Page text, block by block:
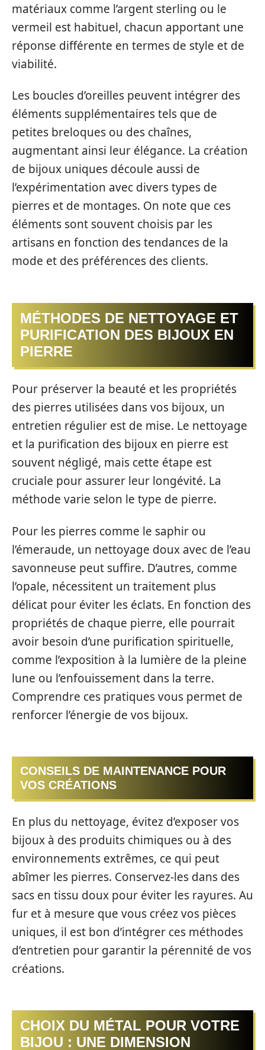
matériaux comme l’argent sterling ou le
vermeil est habituel, chacun apportant une
réponse différente en termes de style et de
viabilité.
Les boucles d’oreilles peuvent intégrer des
éléments supplémentaires tels que de
petites breloques ou des chaînes,
augmentant ainsi leur élégance. La création
de bijoux uniques découle aussi de
l’expérimentation avec divers types de
pierres et de montages. On note que ces
éléments sont souvent choisis par les
artisans en fonction des tendances de la
mode et des préférences des clients.
MÉTHODES DE NETTOYAGE ET
PURIFICATION DES BIJOUX EN
PIERRE
Pour préserver la beauté et les propriétés
des pierres utilisées dans vos bijoux, un
entretien régulier est de mise. Le nettoyage
et la purification des bijoux en pierre est
souvent négligé, mais cette étape est
cruciale pour assurer leur longévité. La
méthode varie selon le type de pierre.
Pour les pierres comme le saphir ou
l’émeraude, un nettoyage doux avec de l’eau
savonneuse peut suffire. D’autres, comme
l’opale, nécessitent un traitement plus
délicat pour éviter les éclats. En fonction des
propriétés de chaque pierre, elle pourrait
avoir besoin d’une purification spirituelle,
comme l’exposition à la lumière de la pleine
lune ou l’enfouissement dans la terre.
Comprendre ces pratiques vous permet de
renforcer l’énergie de vos bijoux.
CONSEILS DE MAINTENANCE POUR
VOS CRÉATIONS
En plus du nettoyage, évitez d’exposer vos
bijoux à des produits chimiques ou à des
environnements extrêmes, ce qui peut
abîmer les pierres. Conservez-les dans des
sacs en tissu doux pour éviter les rayures. Au
fur et à mesure que vous créez vos pièces
uniques, il est bon d’intégrer ces méthodes
d’entretien pour garantir la pérennité de vos
créations.
CHOIX DU MÉTAL POUR VOTRE
BIJOU : UNE DIMENSION